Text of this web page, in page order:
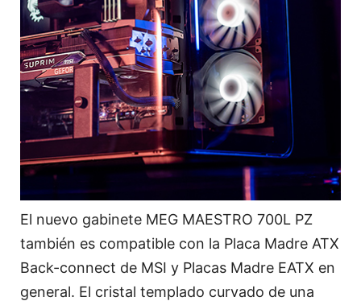
El nuevo gabinete MEG MAESTRO 700L PZ
también es compatible con la Placa Madre ATX
Back-connect de MSI y Placas Madre EATX en
general. El cristal templado curvado de una